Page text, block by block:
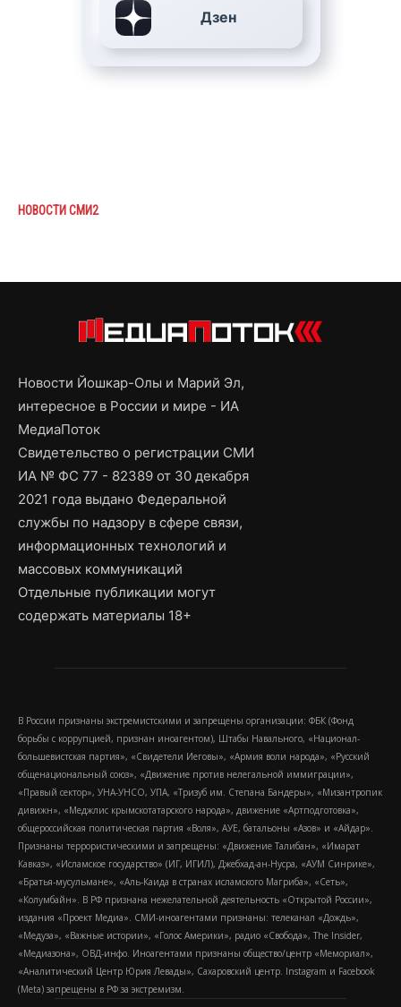
Дзен
НОВОСТИ СМИ2
Новости Йошкар-Олы и Марий Эл,
интересное в России и мире - ИА
МедиаПоток
Свидетельство о регистрации СМИ
ИА № ФС 77 - 82389 от 30 декабря
2021 года выдано Федеральной
службы по надзору в сфере связи,
информационных технологий и
массовых коммуникаций
Отдельные публикации могут
содержать материалы 18+
В России признаны экстремистскими и запрещены организации: ФБК (Фонд
борьбы с коррупцией, признан иноагентом), Штабы Навального, «Национал-
большевистская партия», «Свидетели Иеговы», «Армия воли народа», «Русский
общенациональный союз», «Движение против нелегальной иммиграции»,
«Правый сектор», УНА-УНСО, УПА, «Тризуб им. Степана Бандеры», «Мизантропик
дивижн», «Меджлис крымскотатарского народа», движение «Артподготовка»,
общероссийская политическая партия «Воля», АУЕ, батальоны «Азов» и «Айдар».
Признаны террористическими и запрещены: «Движение Талибан», «Имарат
Кавказ», «Исламское государство» (ИГ, ИГИЛ), Джебхад-ан-Нусра, «АУМ Синрике»,
«Братья-мусульмане», «Аль-Каида в странах исламского Магриба», «Сеть»,
«Колумбайн». В РФ признана нежелательной деятельность «Открытой России»,
издания «Проект Медиа». СМИ-иноагентами признаны: телеканал «Дождь»,
«Медуза», «Важные истории», «Голос Америки», радио «Свобода», The Insider,
«Медиазона», ОВД-инфо. Иноагентами признаны общество/центр «Мемориал»,
«Аналитический Центр Юрия Левады», Сахаровский центр. Instagram и Facebook
(Metа) запрещены в РФ за экстремизм.